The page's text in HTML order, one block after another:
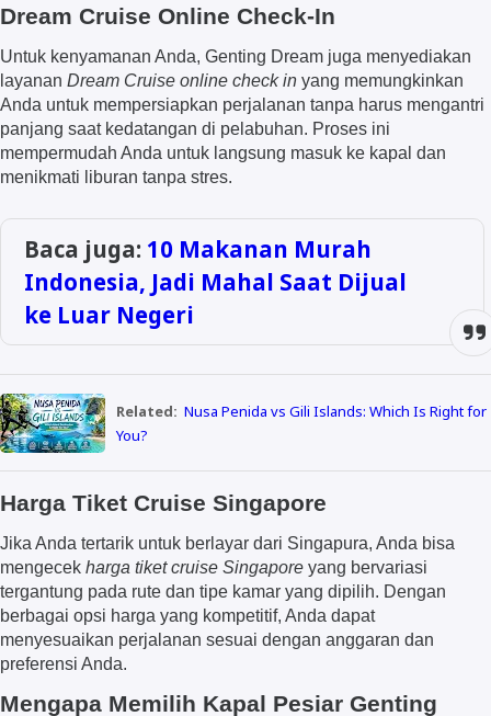
Dream Cruise Online Check-In
Untuk kenyamanan Anda, Genting Dream juga menyediakan
layanan Dream Cruise online check in yang memungkinkan
Anda untuk mempersiapkan perjalanan tanpa harus mengantri
panjang saat kedatangan di pelabuhan. Proses ini
mempermudah Anda untuk langsung masuk ke kapal dan
menikmati liburan tanpa stres.
Baca juga: 10 Makanan Murah
Indonesia, Jadi Mahal Saat Dijual
ke Luar Negeri
Related: Nusa Penida vs Gili Islands: Which Is Right for
You?
Harga Tiket Cruise Singapore
Jika Anda tertarik untuk berlayar dari Singapura, Anda bisa
mengecek harga tiket cruise Singapore yang bervariasi
tergantung pada rute dan tipe kamar yang dipilih. Dengan
berbagai opsi harga yang kompetitif, Anda dapat
menyesuaikan perjalanan sesuai dengan anggaran dan
preferensi Anda.
Mengapa Memilih Kapal Pesiar Genting